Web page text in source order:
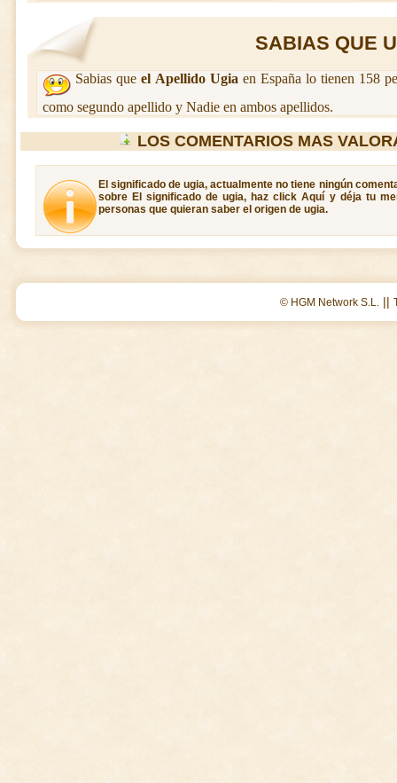
SABIAS QUE
Sabias queel Apellido Ugia en España lo tienen 158
como segundo apellido y Nadie en ambos apellidos.
LOS COMENTARIOS MAS
El significado de ugia, actualmente no tiene ningún
sobre El significado de ugia, haz click Aquí y déja tu
personas que quieran saber el origen de ugia.
© HGM Network S.L. ||